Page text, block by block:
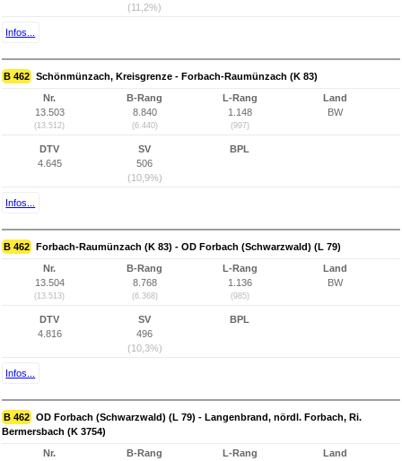
(11,2%)
Infos...
B 462 Schönmünzach, Kreisgrenze - Forbach-Raumünzach (K 83)
Nr.
13.503
(13.512)
B-Rang
8.840
(6.440)
L-Rang
1.148
(997)
Land
BW
DTV
4.645
SV
506
(10,9%)
BPL
Infos...
B 462 Forbach-Raumünzach (K 83) - OD Forbach (Schwarzwald) (L 79)
Nr.
13.504
(13.513)
B-Rang
8.768
(6.368)
L-Rang
1.136
(985)
Land
BW
DTV
4.816
SV
496
(10,3%)
BPL
Infos...
B 462 OD Forbach (Schwarzwald) (L 79) - Langenbrand, nördl. Forbach, Ri.
Bermersbach (K 3754)
Nr.
B-Rang
L-Rang
Land